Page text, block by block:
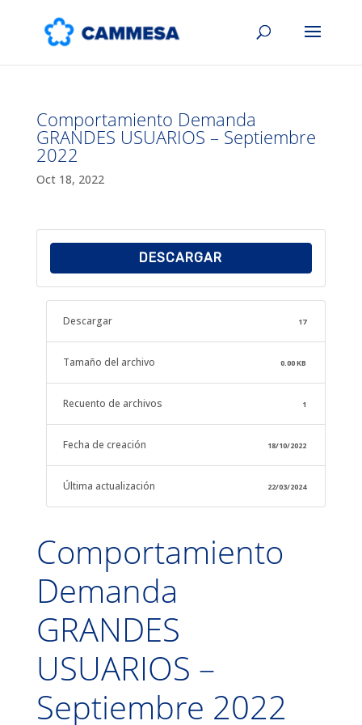
Comportamiento Demanda
GRANDES USUARIOS – Septiembre
2022
Oct 18, 2022
DESCARGAR
Descargar 17
Tamaño del archivo 0.00 KB
Recuento de archivos 1
Fecha de creación 18/10/2022
Última actualización 22/03/2024
Comportamiento
Demanda
GRANDES
USUARIOS –
Septiembre 2022